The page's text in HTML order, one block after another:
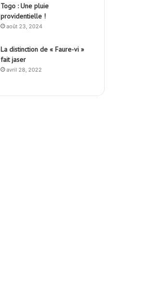
Togo : Une pluie
providentielle !
août 23, 2024
La distinction de « Faure-vi »
fait jaser
avril 28, 2022